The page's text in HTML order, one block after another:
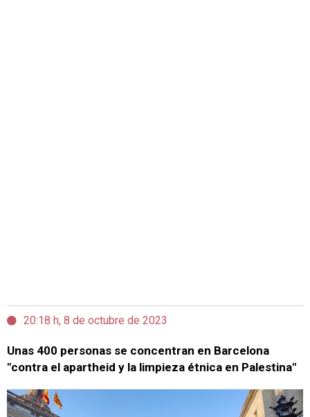
20:18 h, 8 de octubre de 2023
Unas 400 personas se concentran en Barcelona
"contra el apartheid y la limpieza étnica en Palestina"